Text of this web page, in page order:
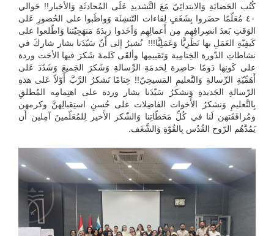
كُتُب الحَضانَةِ وَالابتدائِيّ مَعَ التَّشديدِ عَلَى المُحادثَةِ وَالأخبار!! حَوالي
٤٠ مُعَلّمًا حضَروا بِشَغَفٍ لِقاءات التّنشِئَة وَواظَبوا على الحُضورِ عَلى
الوَقتِ بَعدَ انصِرافِهِم مِن أَعمالِهِم وَأخَذوا زبدَةَ مَنهَجِيّتنا وَاطّلعوا على
كَيفِيّةِ العَمَلِ بها نَظَرِيًّا وَعَمَلِيًّا!!! نُشيرُ إلى أَنّ سَيّدَنا بشار شاركَ في
نشاطاتِ الدّورة الخِتامِية وَتَقييمِها وألقَى كَلمةَ شَكرَ فيها الأخت وردة
على كَونِها دَومًا حاضِرة لِخدمَةِ الرِّسالةِ وَشَكرَ الجَميعَ وَشَدّدَ عَلى
أَهَمِّيّةِ الرِّسالةِ وَالتَّعليمِ المَسيحِيّ!! خِتامًا نَشكرُ الرَّبَّ أَوّلاً عَلى هذهِ
الرّسالةِ الجَديدةِ وَنشكرُ سَيّدَنا بشار وردة على اهتِمامِه المُطلقِ
بِالتَّعليمِ وَنشكرُ الأَخوات الفاضِلات على حُسنِ استِقبالِهنَّ وكرمهن
ومُرافَقَتهن لَنا في كُلِّ مَحَطّاتِنا وَالشّكر الأَخير لِلمُعَلّمينَ آمِلين أَن
يَمُدَّهُم الرّوح القُدُس بِالقُوّةِ وَالشَّغَف.